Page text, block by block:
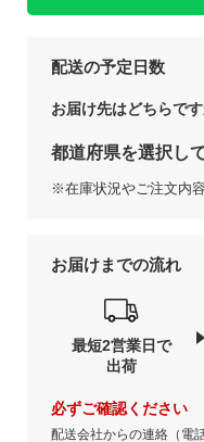
配送の予定日数
お届け先はどちらです
都道府県を選択し
※在庫状況やご注文内
お届けまでの流れ
最短2営業日で
出荷
必ずご確認ください
配送会社からの連絡（電